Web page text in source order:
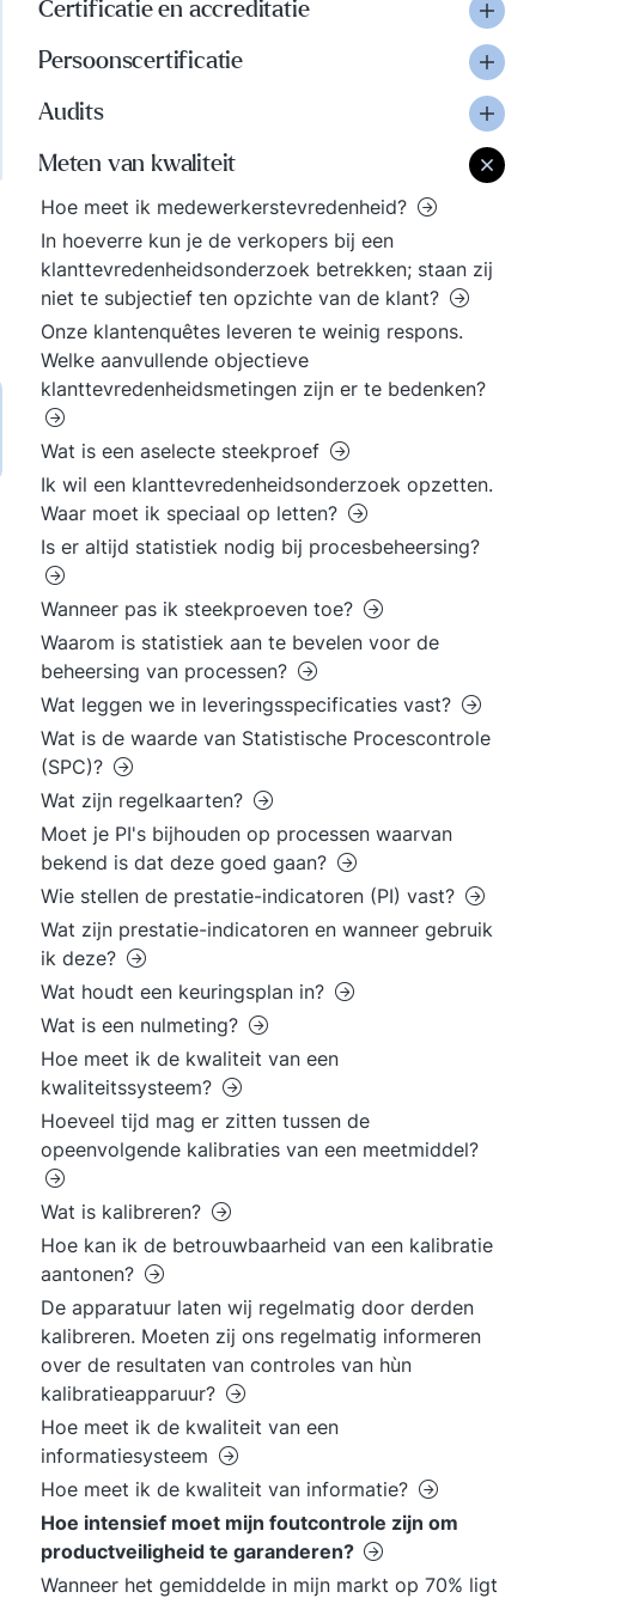
Certificatie en accreditatie
Persoonscertificatie
Audits
Meten van kwaliteit
Hoe meet ik medewerkerstevredenheid?
In hoeverre kun je de verkopers bij een
klanttevredenheidsonderzoek betrekken; staan zij
niet te subjectief ten opzichte van de klant?
Onze klantenquêtes leveren te weinig respons.
Welke aanvullende objectieve
klanttevredenheidsmetingen zijn er te bedenken?
Wat is een aselecte steekproef
Ik wil een klanttevredenheidsonderzoek opzetten.
Waar moet ik speciaal op letten?
Is er altijd statistiek nodig bij procesbeheersing?
Wanneer pas ik steekproeven toe?
Waarom is statistiek aan te bevelen voor de
beheersing van processen?
Wat leggen we in leveringsspecificaties vast?
Wat is de waarde van Statistische Procescontrole
(SPC)?
Wat zijn regelkaarten?
Moet je PI's bijhouden op processen waarvan
bekend is dat deze goed gaan?
Wie stellen de prestatie-indicatoren (PI) vast?
Wat zijn prestatie-indicatoren en wanneer gebruik
ik deze?
Wat houdt een keuringsplan in?
Wat is een nulmeting?
Hoe meet ik de kwaliteit van een
kwaliteitssysteem?
Hoeveel tijd mag er zitten tussen de
opeenvolgende kalibraties van een meetmiddel?
Wat is kalibreren?
Hoe kan ik de betrouwbaarheid van een kalibratie
aantonen?
De apparatuur laten wij regelmatig door derden
kalibreren. Moeten zij ons regelmatig informeren
over de resultaten van controles van hùn
kalibratieapparuur?
Hoe meet ik de kwaliteit van een
informatiesysteem
Hoe meet ik de kwaliteit van informatie?
Hoe intensief moet mijn foutcontrole zijn om
productveiligheid te garanderen?
Wanneer het gemiddelde in mijn markt op 70% ligt